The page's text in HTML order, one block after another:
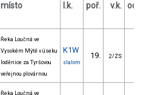
místo l.k. poř. v.k.
Řeka Loučná ve
Vysokém Mýtě v úseku
loděnice za Tyršovou
veřejnou plovárnou
K1W
slalom
19. 2/ZS
Řeka Loučná ve